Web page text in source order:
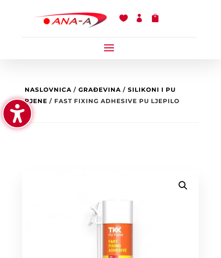
  
NASLOVNICA/ GRAĐEVINA/ SILIKONI I PU
PJENE / FAST FIXING ADHESIVE PU LJEPILO